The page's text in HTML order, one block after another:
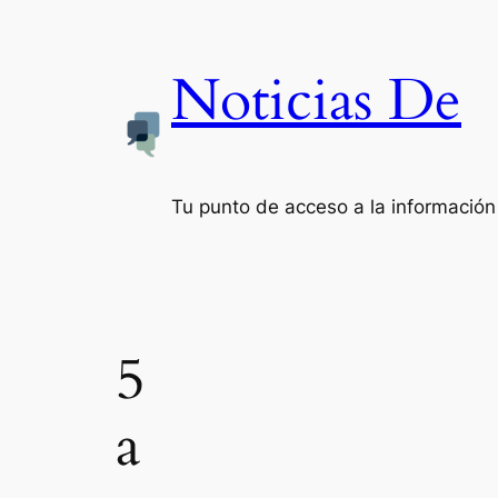
Noticias De
Tu punto de acceso a la información
5
a